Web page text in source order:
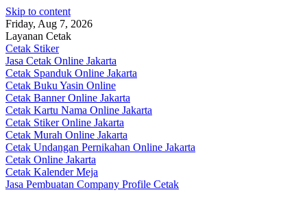
Skip to content
Friday, Aug 7, 2026
Layanan Cetak
Cetak Stiker
Jasa Cetak Online Jakarta
Cetak Spanduk Online Jakarta
Cetak Buku Yasin Online
Cetak Banner Online Jakarta
Cetak Kartu Nama Online Jakarta
Cetak Stiker Online Jakarta
Cetak Murah Online Jakarta
Cetak Undangan Pernikahan Online Jakarta
Cetak Online Jakarta
Cetak Kalender Meja
Jasa Pembuatan Company Profile Cetak